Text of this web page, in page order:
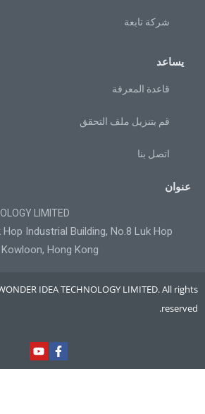
شركة تابعة
يساعد
قاعدة المعرفة
قم بتنزيل ملف التحقق
اتصل بنا
عنوان
LIMITED
Hop Industrial Building, No.8 Luk Hop
Kowloon, Hong Kong
IDEA TECHNOLOGY LIMITED. All rights
reserved.